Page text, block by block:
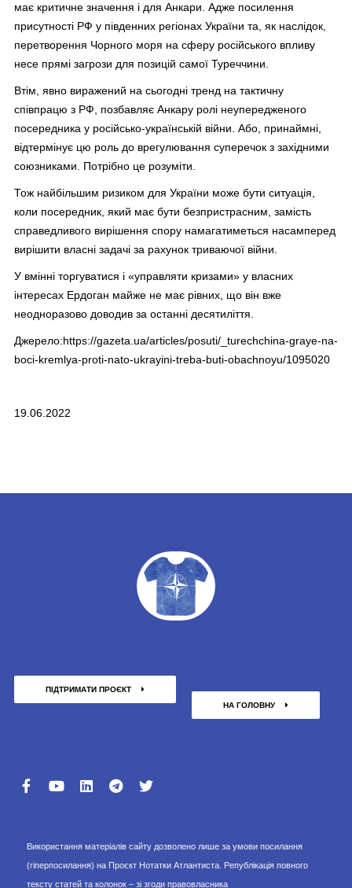
має критичне значення і для Анкари. Адже посилення
присутності РФ у південних регіонах України та, як наслідок,
перетворення Чорного моря на сферу російського впливу
несе прямі загрози для позицій самої Туреччини.
Втім, явно виражений на сьогодні тренд на тактичну
співпрацю з РФ, позбавляє Анкару ролі неупередженого
посередника у російсько-українській війни. Або, принаймні,
відтермінує цю роль до врегулювання суперечок з західними
союзниками. Потрібно це розуміти.
Тож найбільшим ризиком для України може бути ситуація,
коли посередник, який має бути безпристрасним, замість
справедливого вирішення спору намагатиметься насамперед
вирішити власні задачі за рахунок триваючої війни.
У вмінні торгуватися і «управляти кризами» у власних
інтересах Ердоган майже не має рівних, що він вже
неодноразово доводив за останні десятиліття.
Джерело:https://gazeta.ua/articles/posuti/_turechchina-graye-na-
boci-kremlya-proti-nato-ukrayini-treba-buti-obachnoyu/1095020
19.06.2022
ПІДТРИМАТИ ПРОЄКТ
НА ГОЛОВНУ
Використання матеріалів сайту дозволено лише за умови посилання
(гіперпосилання) на Проєкт Нотатки Атлантиста. Републікація повного
тексту статей та колонок – зі згоди правовласника